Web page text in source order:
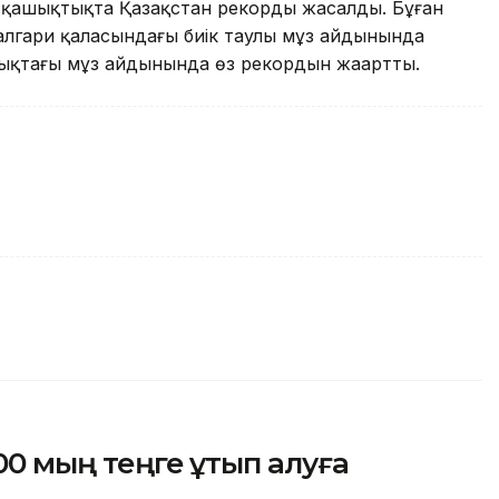
қашықтықта Қазақстан рекорды жасалды. Бұған
қаласындағы биік таулы мұз айдынында
мұз айдынында өз рекордын жаңартты.
мың теңге ұтып алуға